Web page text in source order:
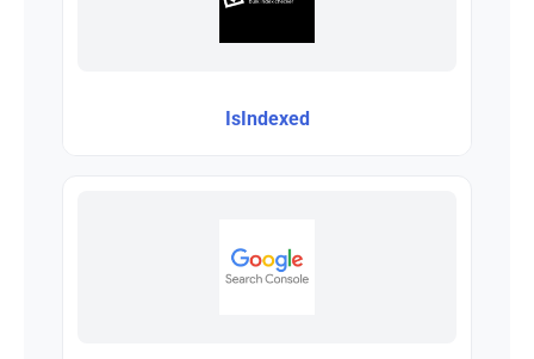
IsIndexed